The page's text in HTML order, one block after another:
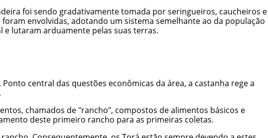
foi sendo gradativamente tomada por seringueiros, caucheiros e
envolvidas, adotando um sistema semelhante ao da população
lutaram arduamente pelas suas terras.
central das questões econômicas da área, a castanha rege a
chamados de "rancho", compostos de alimentos básicos e
deste primeiro rancho para as primeiras coletas.